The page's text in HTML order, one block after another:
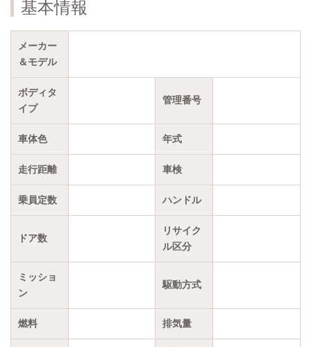
基本情報
メーカー
＆モデル
ボディタ
イプ
管理番号
車体色 年式
走行距離 車検
乗員定数 ハンドル
ドア数
リサイク
ル区分
ミッショ
ン
駆動方式
燃料 排気量